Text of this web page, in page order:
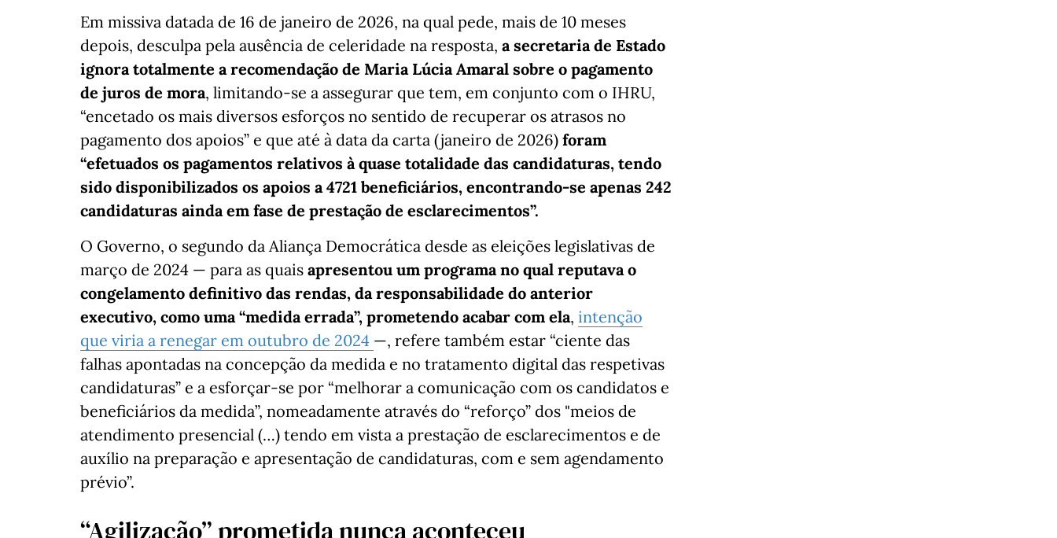
Em missiva datada de 16 de janeiro de 2026, na qual pede, mais de 10 meses
depois, desculpa pela ausência de celeridade na resposta, a secretaria de Estado
ignora totalmente a recomendação de Maria Lúcia Amaral sobre o pagamento
de juros de mora, limitando-se a assegurar que tem, em conjunto com o IHRU,
“encetado os mais diversos esforços no sentido de recuperar os atrasos no
pagamento dos apoios” e que até à data da carta (janeiro de 2026) foram
“efetuados os pagamentos relativos à quase totalidade das candidaturas, tendo
sido disponibilizados os apoios a 4721 beneficiários, encontrando-se apenas 242
candidaturas ainda em fase de prestação de esclarecimentos”.
O Governo, o segundo da Aliança Democrática desde as eleições legislativas de
março de 2024 — para as quais apresentou um programa no qual reputava o
congelamento definitivo das rendas, da responsabilidade do anterior
executivo, como uma “medida errada”, prometendo acabar com ela, intenção
que viria a renegar em outubro de 2024 —, refere também estar “ciente das
falhas apontadas na concepção da medida e no tratamento digital das respetivas
candidaturas” e a esforçar-se por “melhorar a comunicação com os candidatos e
beneficiários da medida”, nomeadamente através do “reforço” dos "meios de
atendimento presencial (…) tendo em vista a prestação de esclarecimentos e de
auxílio na preparação e apresentação de candidaturas, com e sem agendamento
prévio”.
“Agilização” prometida nunca aconteceu